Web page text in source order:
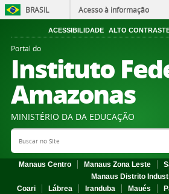
BRASIL Acesso à informação
ACESSIBILIDADE ALTO
Portal do
Instituto
Amazonas
MINISTÉRIO DA DA EDUCAÇÃO
Search Site
Manaus Centro Manaus Zona Leste
Manaus Distrito
Coari
Lábrea Iranduba Maués